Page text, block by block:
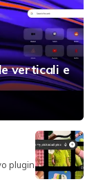
verticali e
plugin